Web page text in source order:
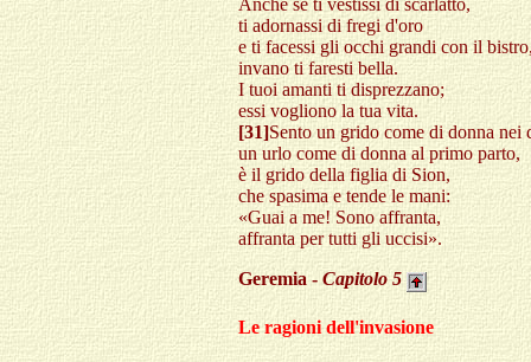
Anche se ti vestissi di scarlatto,
ti adornassi di fregi d'oro
e ti facessi gli occhi grandi con il
invano ti faresti bella.
I tuoi amanti ti disprezzano;
essi vogliono la tua vita.
[31]Sento un grido come di donna nei
un urlo come di donna al primo parto,
è il grido della figlia di Sion,
che spasima e tende le mani:
«Guai a me! Sono affranta,
affranta per tutti gli uccisi».
Geremia - Capitolo5
Le ragioni dell'invasione